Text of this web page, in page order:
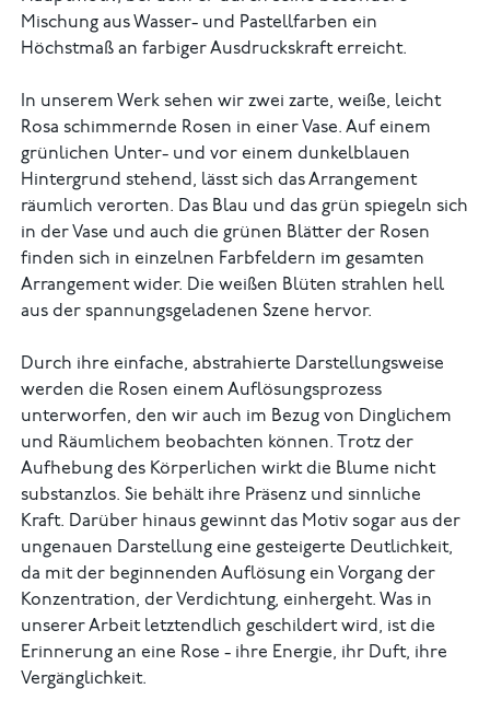
Mischung aus Wasser- und Pastellfarben ein
Höchstmaß an farbiger Ausdruckskraft erreicht.
In unserem Werk sehen wir zwei zarte, weiße, leicht
Rosa schimmernde Rosen in einer Vase. Auf einem
grünlichen Unter- und vor einem dunkel­blauen
Hintergrund stehend, lässt sich das Arrangement
räumlich verorten. Das Blau und das grün spiegeln sich
in der Vase und auch die grünen Blätter der Rosen
finden sich in einzelnen Farbfeldern im gesamten
Arrangement wider. Die weißen Blüten strahlen hell
aus der spannungsgeladenen Szene hervor.
Durch ihre einfache, abstrahierte Darstellungsweise
werden die Rosen einem Auflösungsprozess
unterworfen, den wir auch im Bezug von Dinglichem
und Räumlichem beobachten können. Trotz der
Aufhebung des Körperlichen wirkt die Blume nicht
substanzlos. Sie behält ihre Präsenz und sinnliche
Kraft. Darüber hinaus gewinnt das Motiv sogar aus der
ungenauen Darstellung eine gesteigerte Deutlichkeit,
da mit der beginnenden Auflösung ein Vorgang der
Konzentration, der Verdichtung, einhergeht. Was in
unserer Arbeit letztendlich geschildert wird, ist die
Erinnerung an eine Rose - ihre Energie, ihr Duft, ihre
Vergänglichkeit.